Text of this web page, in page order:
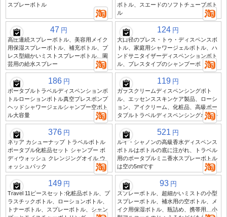
スプレーボトル
ボトル、スエードのソフトチューブボト
ル
47 円
高圧連続スプレーボトル、美容用メイク
用保湿スプレーボトル、補充ボトル、プ
レス型細かいミストスプレーボトル、園
芸用の給水スプレー
124 円
大口径のプレス・トゥ・ディスペンスボ
トル、家庭用シャワージェルボトル、ハ
ンドサニタイザーディスペンションボト
ル、プレスタイプのシャンプーボトル
186 円
ポータブルトラベルディスペンションボ
トルローションボトル真空プレスポンプ
ヘッドシャワージェルシャンプー空ボト
ル大容量
119 円
ガラスクリームディスペンシングボト
ル、エッセンススキンケア製品、ローシ
ョン、アイクリーム、化粧品、高級ポー
タブルトラベルディスペンシングボトル
376 円
ネリア カシューナップ トラベルボトル
ポータブル化粧品セット シャンプー ボ
ディウォッシュ クレンジングオイル ウ
ォッシュパック
521 円
ルイ・シャノンの高級香水ディスペンス
ボトルはボトルの底に注がれ、トラベル
用のポータブルミニ香水スプレーボトル
は空の5mlです
149 円
Travel 11ピースセット:化粧品ボトル、プ
ラスチックボトル、ローションボトル、
トナーボトル、スプレーボトル、シャン
93 円
スプレーボトル、超細かいミストの小型
スプレーボトル、補水用の空ボトル、メ
イク用保湿ボトル、瓶詰め、携帯用、小